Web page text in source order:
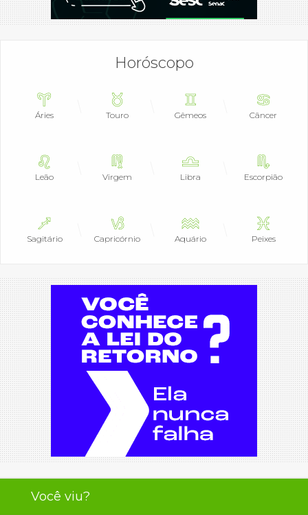
Horóscopo
Áries Touro Gêmeos Câncer
Leão Virgem Libra Escorpião
Sagitário Capricórnio Aquário Peixes
Você viu?